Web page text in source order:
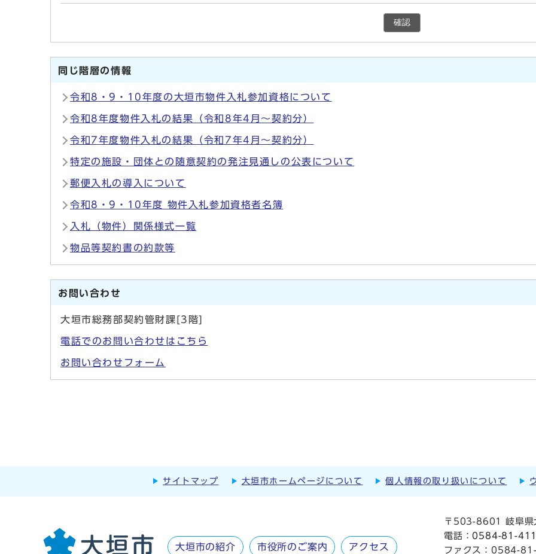
確認
同じ階層の情報
令和8・9・10年度の大垣市物件入札参加資格について
令和8年度物件入札の結果（令和8年4月～契約分）
令和7年度物件入札の結果（令和7年4月～契約分）
特定の施設・団体との随意契約の発注見通しの公表について
郵便入札の導入について
令和8・9・10年度 物件入札参加資格者名簿
入札（物件）関係様式一覧
物品等契約書の約款等
お問い合わせ
大垣市総務部契約管財課[3階]
電話でのお問い合わせはこちら
お問い合わせフォーム
サイトマップ 大垣市ホームページについて 個人情報の取り扱いについて
大垣市の紹介 市役所のご案内 アクセス
〒503-8601 岐阜県
電話：0584-81-
ファクス：0584-